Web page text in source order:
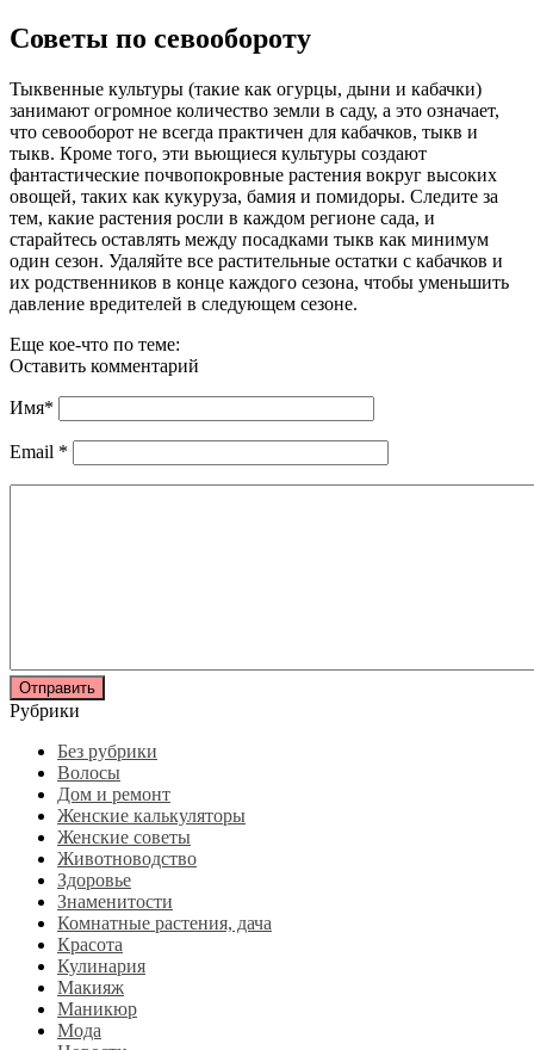
Советы по севообороту
Тыквенные культуры (такие как огурцы, дыни и кабачки)
занимают огромное количество земли в саду, а это означает,
что севооборот не всегда практичен для кабачков, тыкв и
тыкв. Кроме того, эти вьющиеся культуры создают
фантастические почвопокровные растения вокруг высоких
овощей, таких как кукуруза, бамия и помидоры. Следите за
тем, какие растения росли в каждом регионе сада, и
старайтесь оставлять между посадками тыкв как минимум
один сезон. Удаляйте все растительные остатки с кабачков и
их родственников в конце каждого сезона, чтобы уменьшить
давление вредителей в следующем сезоне.
Еще кое-что по теме:
Оставить комментарий
Имя*
Email *
Рубрики
Без рубрики
Волосы
Дом и ремонт
Женские калькуляторы
Женские советы
Животноводство
Здоровье
Знаменитости
Комнатные растения, дача
Красота
Кулинария
Макияж
Маникюр
Мода